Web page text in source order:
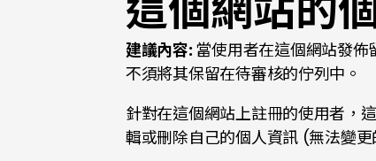
建議內容: 當使用者在這個網站發
不須將其保留在待審核的佇列中。
針對在這個網站上註冊的使用者，
輯或刪除自己的個人資訊 (無法變